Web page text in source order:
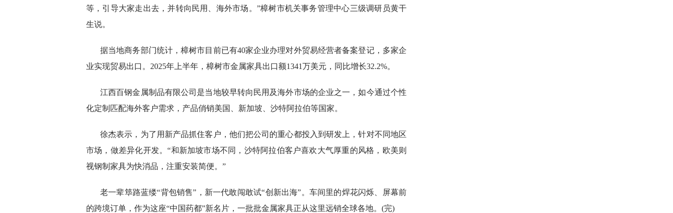
等，引导大家走出去，并转向民用、海外市场。”樟树市机关事务管理中心三级调研员黄干
生说。
据当地商务部门统计，樟树市目前已有40家企业办理对外贸易经营者备案登记，多家企
业实现贸易出口。2025年上半年，樟树市金属家具出口额1341万美元，同比增长32.2%。
江西百钢金属制品有限公司是当地较早转向民用及海外市场的企业之一，如今通过个性
化定制匹配海外客户需求，产品俏销美国、新加坡、沙特阿拉伯等国家。
徐杰表示，为了用新产品抓住客户，他们把公司的重心都投入到研发上，针对不同地区
市场，做差异化开发。“和新加坡市场不同，沙特阿拉伯客户喜欢大气厚重的风格，欧美则
视钢制家具为快消品，注重安装简便。”
老一辈筚路蓝缕“背包销售”，新一代敢闯敢试“创新出海”。车间里的焊花闪烁、屏幕前
的跨境订单，作为这座“中国药都”新名片，一批批金属家具正从这里远销全球各地。(完)